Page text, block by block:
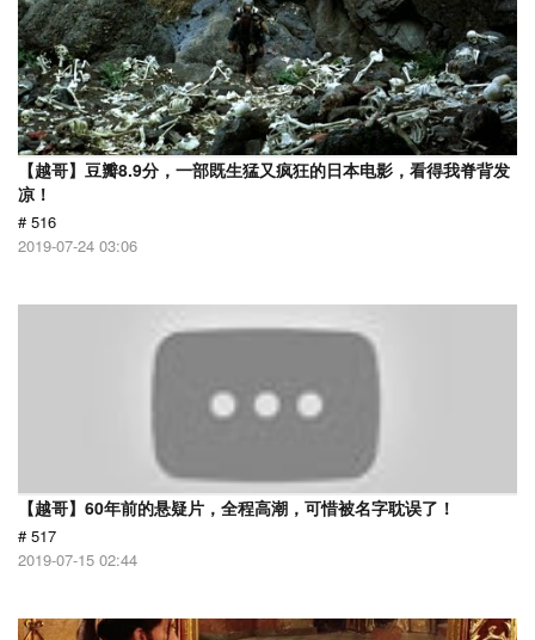
【越哥】豆瓣8.9分，一部既生猛又疯狂的日本电影，看得我脊背发
凉！
# 516
2019-07-24 03:06
【越哥】60年前的悬疑片，全程高潮，可惜被名字耽误了！
# 517
2019-07-15 02:44